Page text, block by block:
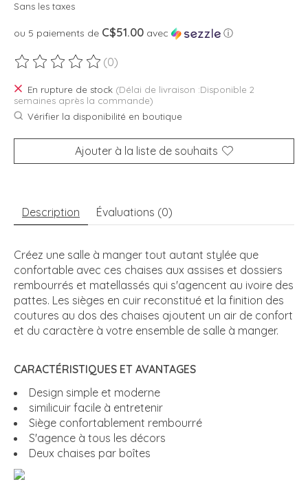
Sans les taxes
ou 5 paiements de C$51.00 avec ⓘ
Ce produit est évalué à
(0)
En rupture de stock (Délai de livraison :Disponible 2
semaines après la commande)
Vérifier la disponibilité en boutique
Ajouter à la liste de souhaits
Description Évaluations (0)
Créez une salle à manger tout autant stylée que
confortable avec ces chaises aux assises et dossiers
rembourrés et matellassés qui s'agencent au ivoire des
pattes. Les sièges en cuir reconstitué et la finition des
coutures au dos des chaises ajoutent un air de confort
et du caractère à votre ensemble de salle à manger.
CARACTÉRISTIQUES ET AVANTAGES
Design simple et moderne
similicuir facile à entretenir
Siège confortablement rembourré
S'agence à tous les décors
Deux chaises par boîtes